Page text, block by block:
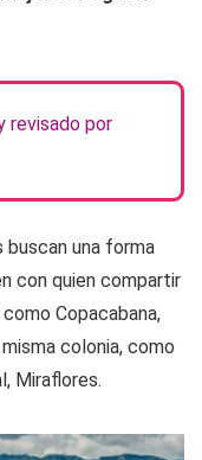
revisado por
buscan una forma
con quien compartir
Copacabana,
colonia, como
Miraflores.